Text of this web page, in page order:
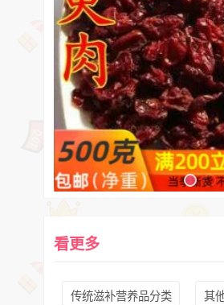
看更多
传统滋补营养品分类 其